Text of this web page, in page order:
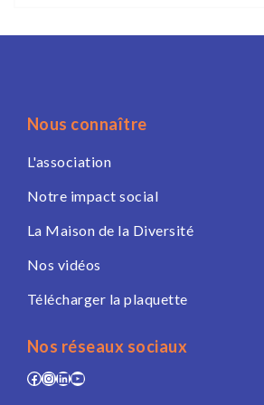
Nous connaître
L'association
Notre impact social
La Maison de la Diversité
Nos vidéos
Télécharger la plaquette
Nos réseaux sociaux
Facebook
Instagram
LinkedIn
YouTube